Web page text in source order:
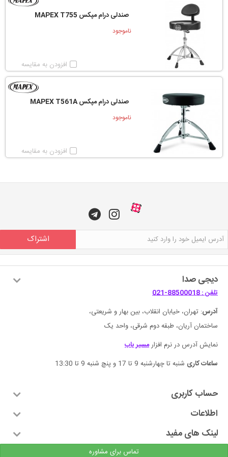
صندلی درام مپکس MAPEX T755
ناموجود
افزودن به مقایسه
صندلی درام مپکس MAPEX T561A
ناموجود
افزودن به مقایسه
اشتراک
دیجی صدا
تلفن : 88500018-021
آدرس: تهران، خیابان انقلاب، بین بهار و شریعتی،
ساختمان آریان، طبقه دوم شرقی، واحد یک
نمایش آدرس در نرم افزارمسیر یاب
ساعات کاری شنبه تا چهارشنبه 9 تا 17 و پنچ شنبه 9 تا 13:30
حساب کاربری
اطلاعات
لینک های مفید
تماس برای مشاوره